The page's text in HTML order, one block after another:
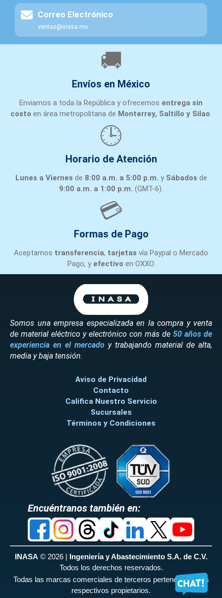
Correo Electrónico
ventas@inasa.mx
🚚
Envíos en México
Enviamos a toda la República y ofrecemos entrega sin
costo en área metropolitana de Monterrey, Saltillo y Silao
🕒
Horario de Atención
Lunes a Viernes de 8:00 a.m. a 5:00 p.m. y Sábados de
9:00 a.m. a 1:00 p.m. (GMT-6).
💳
Formas de Pago
Aceptamos transferencia, tarjetas vía Paypal o Mercado
Pago, y efectivo en OXXO.
Somos una empresa especializada en la compra y venta
de material eléctrico y electrónico con más de 50 años de
experiencia en el mercado y trabajando material de alta,
media y baja tensión.
Aviso de Privacidad
Contacto
Califica Nuestro Servicio
Sucursales
Términos y Condiciones
Encuéntranos también en:
INASA © 2026 | Ingeniería y Abastecimiento S.A. de C.V.
Todos los derechos reservados.
Todas las marcas comerciales de terceros pertenecen a sus
respectivos propietarios.